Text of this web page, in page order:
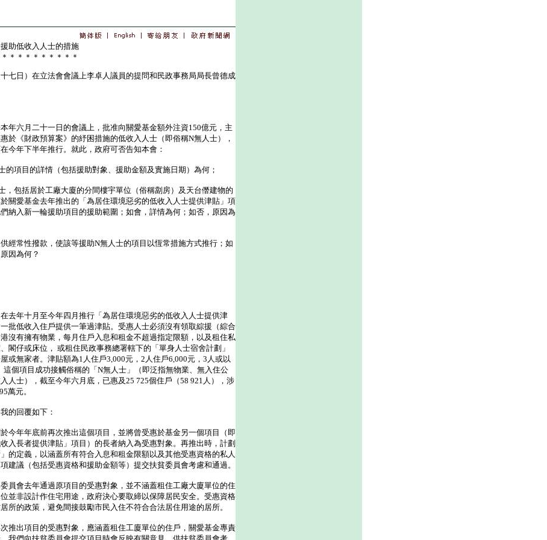
助低收入人士的措施
＊＊＊＊＊＊＊＊＊
日）在立法會會議上李卓人議員的提問和民政事務局局長曾德成
六月二十一日的會議上，批准向關愛基金額外注資150億元，主
於《財政預算案》的紓困措施的低收入人士（即俗稱N無人士），
今年下半年推行。就此，政府可否告知本會：
的項目的詳情（包括援助對象、援助金額及實施日期）為何；
，包括居於工廠大廈的分間樓宇單位（俗稱劏房）及天台僭建物的
關愛基金去年推出的「為居住環境惡劣的低收入人士提供津貼」項
納入新一輪援助項目的援助範圍；如會，詳情為何；如否，原因為
供經常性撥款，使該等援助N無人士的項目以恆常措施方式推行；如
因為何？
年十月至今年四月推行「為居住環境惡劣的低收入人士提供津
批低收入住戶提供一筆過津貼。受惠人士必須沒有領取綜援（綜合
沒有擁有物業，每月住戶入息和租金不超過指定限額，以及租住私
閣仔或床位， 或租住民政事務總署轄下的「單身人士宿舍計劃」
或無家者。津貼額為1人住戶3,000元，2人住戶6,000元，3人或以
這個項目成功接觸俗稱的「N無人士」（即泛指無物業、無入住公
人士），截至今年六月底，已惠及25 725個住戶（58 921人），涉
萬元。
回覆如下：
於今年年底前再次推出這個項目，並將曾受惠於基金另一個項目（即
收入長者提供津貼」項目）的長者納入為受惠對象。再推出時，計劃
的定義，以涵蓋所有符合入息和租金限額以及其他受惠資格的私人
建議（包括受惠資格和援助金額等）提交扶貧委員會考慮和通過。
委員會去年通過原項目的受惠對象，並不涵蓋租住工廠大廈單位的住
並非設計作住宅用途，政府決心要取締以保障居民安全。受惠資格
所的政策，避免間接鼓勵市民入住不符合合法居住用途的居所。
出項目的受惠對象，應涵蓋租住工廈單位的住戶，關愛基金專責